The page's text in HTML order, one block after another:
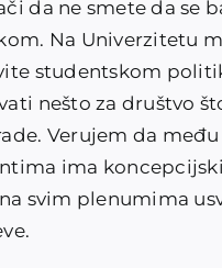
da ne smete da se
Na Univerzitetu
studentskom
nešto za društvo
Verujem da među
ima
svim plenumima